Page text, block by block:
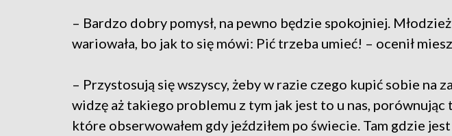
– Bardzo dobry pomysł, na pewno będzie spokojniej.
wariowała, bo jak to się mówi: Pić trzeba umieć! – ocenił
– Przystosują się wszyscy, żeby w razie czego kupić sobie na
widzę aż takiego problemu z tym jak jest to u nas, porównując
które obserwowałem gdy jeździłem po świecie. Tam gdzie